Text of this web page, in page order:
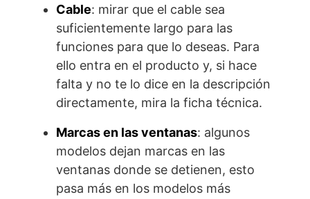
Cable: mirar que el cable sea
suficientemente largo para las
funciones para que lo deseas. Para
ello entra en el producto y, si hace
falta y no te lo dice en la descripción
directamente, mira la ficha técnica.
Marcas en las ventanas: algunos
modelos dejan marcas en las
ventanas donde se detienen, esto
pasa más en los modelos más